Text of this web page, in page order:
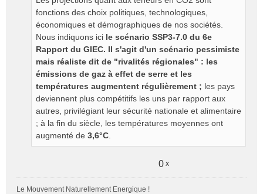
fonctions des choix politiques, technologiques,
économiques et démographiques de nos sociétés.
Nous indiquons ici le scénario SSP3-7.0 du 6e
Rapport du GIEC. Il s'agit d'un scénario pessimiste
mais réaliste dit de "rivalités régionales" : les
émissions de gaz à effet de serre et les
températures augmentent régulièrement ; les pays
deviennent plus compétitifs les uns par rapport aux
autres, privilégiant leur sécurité nationale et alimentaire
; à la fin du siècle, les températures moyennes ont
augmenté de 3,6°C
0 x
Le Mouvement Naturellement Energique !